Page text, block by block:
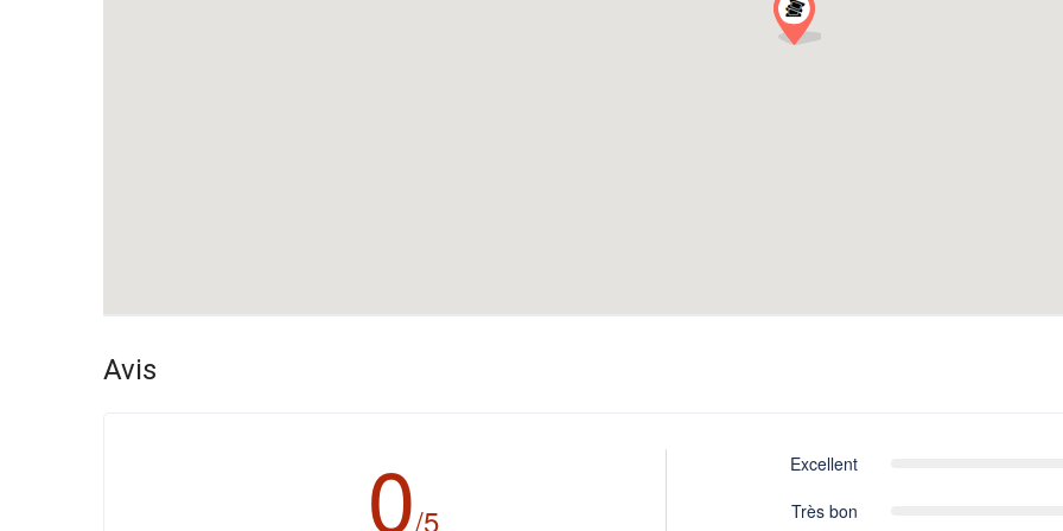
Avis
0/5
Excellent
Très bon